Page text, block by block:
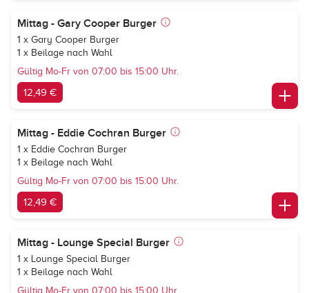
Mittag - Gary Cooper Burger
1 x Gary Cooper Burger
1 x Beilage nach Wahl
Gültig Mo-Fr von 07:00 bis 15:00 Uhr.
12,49 €
Mittag - Eddie Cochran Burger
1 x Eddie Cochran Burger
1 x Beilage nach Wahl
Gültig Mo-Fr von 07:00 bis 15:00 Uhr.
12,49 €
Mittag - Lounge Special Burger
1 x Lounge Special Burger
1 x Beilage nach Wahl
Gültig Mo-Fr von 07:00 bis 15:00 Uhr.